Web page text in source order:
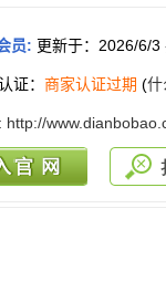
员: 更新于：2026/6/3
证： 商家认证过期 (什
http://